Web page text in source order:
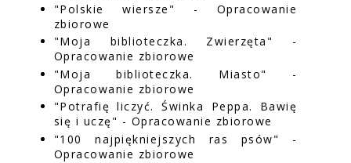
"Polskie wiersze" - Opracowanie
zbiorowe
"Moja biblioteczka. Zwierzęta" -
Opracowanie zbiorowe
"Moja biblioteczka. Miasto" -
Opracowanie zbiorowe
"Potrafię liczyć. Świnka Peppa. Bawię
się i uczę" - Opracowanie zbiorowe
"100 najpiękniejszych ras psów" -
Opracowanie zbiorowe